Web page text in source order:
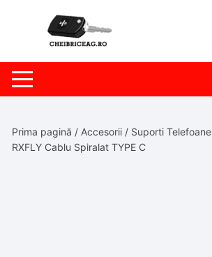
Prima pagină / Accesorii / Suporti Telefoane
RXFLY Cablu Spiralat TYPE C